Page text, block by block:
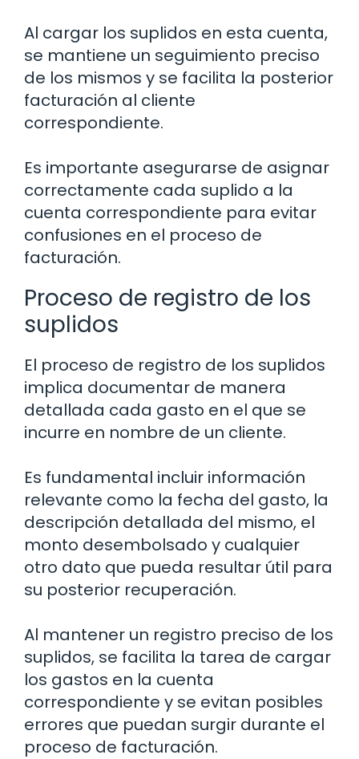
Al cargar los suplidos en esta cuenta,
se mantiene un seguimiento preciso
de los mismos y se facilita la posterior
facturación al cliente
correspondiente.
Es importante asegurarse de asignar
correctamente cada suplido a la
cuenta correspondiente para evitar
confusiones en el proceso de
facturación.
Proceso de registro de los
suplidos
El proceso de registro de los suplidos
implica documentar de manera
detallada cada gasto en el que se
incurre en nombre de un cliente.
Es fundamental incluir información
relevante como la fecha del gasto, la
descripción detallada del mismo, el
monto desembolsado y cualquier
otro dato que pueda resultar útil para
su posterior recuperación.
Al mantener un registro preciso de los
suplidos, se facilita la tarea de cargar
los gastos en la cuenta
correspondiente y se evitan posibles
errores que puedan surgir durante el
proceso de facturación.